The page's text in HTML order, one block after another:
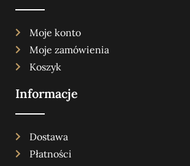
Moje konto
Moje zamówienia
Koszyk
Informacje
Dostawa
Płatności